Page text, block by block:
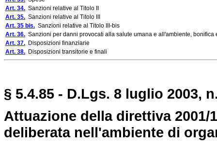
Art. 34. Sanzioni relative al Titolo II
Art. 35. Sanzioni relative al Titolo III
Art. 35 bis. Sanzioni relative al Titolo III-bis
Art. 36. Sanzioni per danni provocati alla salute umana e all'ambiente,
Art. 37. Disposizioni finanziarie
Art. 38. Disposizioni transitorie e finali
§ 5.4.85 - D.Lgs. 8 luglio 2003,
Attuazione della direttiva
deliberata nell'ambiente di